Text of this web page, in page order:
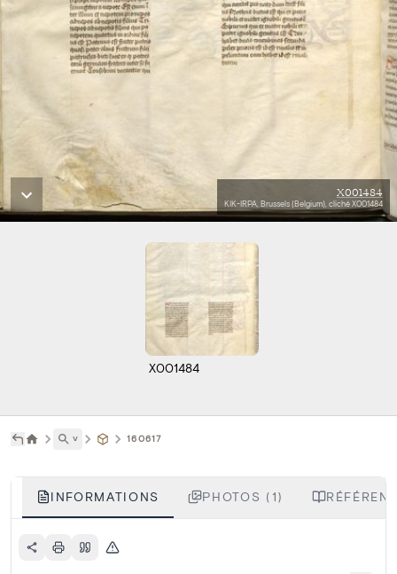
X001484
KIK-IRPA, Brussels (Belgium), cliché X001484
X001484
˅ 160617
INFORMATIONS PHOTOS (1)